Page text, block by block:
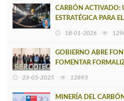
CARBÓN ACTIVADO:
ESTRATÉGICA PARA
18-01-2026
GOBIERNO ABRE
FOMENTAR
23-05-2025 12893
MINERÍA DEL